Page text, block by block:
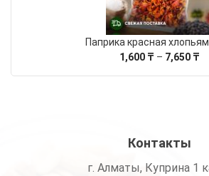
Паприка красная
1,600 ₸ – 7,650 ₸
Контакты
г. Алматы, Куприна 1